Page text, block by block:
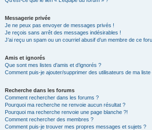
Messagerie privée
Je ne peux pas envoyer de messages privés !
Je reçois sans arrêt des messages indésirables !
J’ai reçu un spam ou un courriel abusif d’un membre de ce
Amis et ignorés
Que sont mes listes d’amis et d’ignorés ?
Comment puis-je ajouter/supprimer des utilisateurs de ma liste
Recherche dans les forums
Comment rechercher dans les forums ?
Pourquoi ma recherche ne renvoie aucun résultat ?
Pourquoi ma recherche renvoie une page blanche ?!
Comment rechercher des membres ?
Comment puis-je trouver mes propres messages et sujets ?